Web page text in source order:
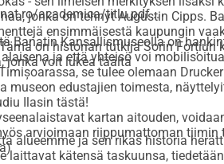
jonka on tehnyt Augustin Cipps.
ensimmäisestä kaupungin
on historian tutkija Sorin
jonka voit lukea täältä
academica/titlu.pdf...
Banatin Kansallismuseollaon
ja että yhteisö voi
se tulee olemaan
museon edustajien toimesta,
Ilasin tästä!
kartan aitouden,
arvioimaan riippumattoman
alueemme ja sen rikas historia
laittavat kätensä taskuunsa,